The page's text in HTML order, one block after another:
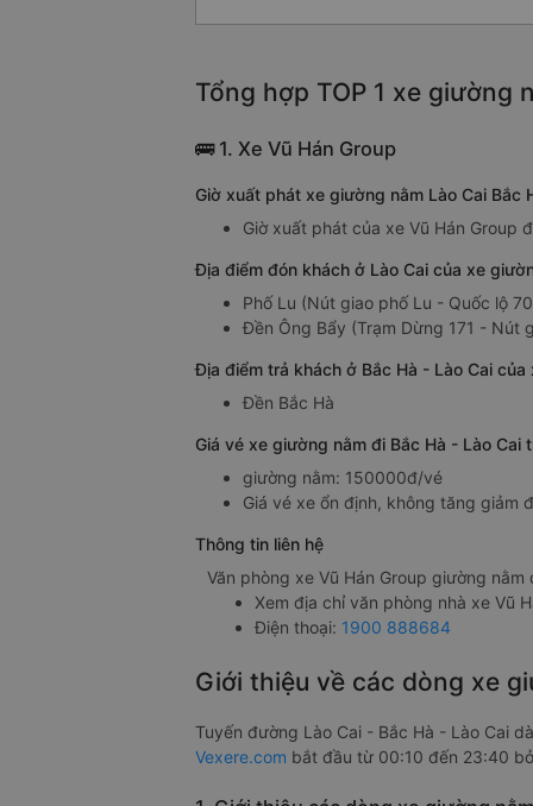
Tổng hợp TOP 1 xe giường
🚌 1. Xe Vũ Hán Group
Giờ xuất phát xe giường nằm Lào Cai Bắc
Giờ xuất phát của xe Vũ Hán Group
Địa điểm đón khách ở Lào Cai của xe
Phố Lu (Nút giao phố Lu - Quốc lộ
Đền Ông Bẩy (Trạm Dừng 171 - Nút
Địa điểm trả khách ở Bắc Hà - Lào Cai
Đền Bắc Hà
Giá vé xe giường nằm đi Bắc Hà - Lào Cai
giường nằm: 150000đ/vé
Giá vé xe ổn định, không tăng giảm
Thông tin liên hệ
Văn phòng xe Vũ Hán Group giường nằm
Xem địa chỉ văn phòng nhà xe Vũ
Điện thoại: 1900 888684
Giới thiệu về các dòng xe
Tuyến đường Lào Cai - Bắc Hà - Lào Cai
Vexere.com bắt đầu từ 00:10 đến 23:40